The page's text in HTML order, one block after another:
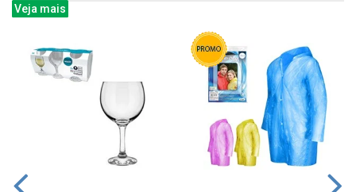
Veja mais